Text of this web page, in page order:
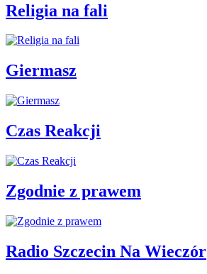
Religia na fali
Giermasz
Czas Reakcji
Zgodnie z prawem
Radio Szczecin Na Wieczór